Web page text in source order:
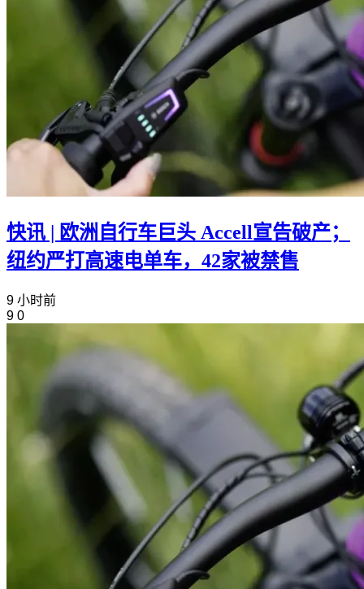
快讯 | 欧洲自行车巨头 Accell宣告破产；
纽约严打高速电单车，42家被禁售
9 小时前
9 0